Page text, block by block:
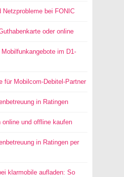
Netzprobleme bei FONIC
oder online
im D1-
für Mobilcom-Debitel-Partner
in Ratingen
und offline kaufen
in Ratingen per
klarmobile aufladen: So